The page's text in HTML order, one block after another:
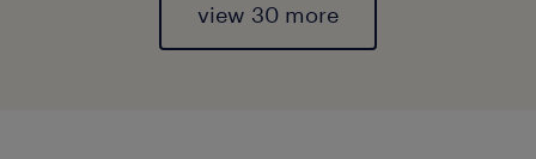
view 30 more